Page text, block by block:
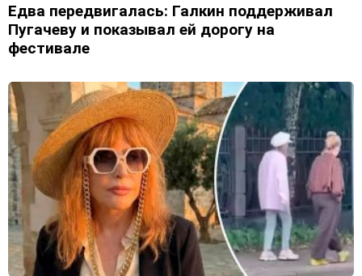
Едва передвигалась: Галкин поддерживал
Пугачеву и показывал ей дорогу на
фестивале